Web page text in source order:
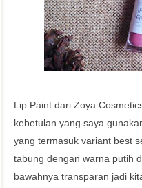
Lip Paint dari Zoya
kebetulan yang saya
yang termasuk variant best
tabung dengan warna putih
bawahnya transparan jadi